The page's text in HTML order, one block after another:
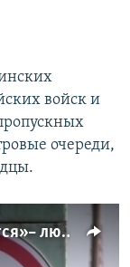
войск и
очереди,
«Мнение о Крыме точно изменится» – люди в очереди на админгранице с Крымом (видео)